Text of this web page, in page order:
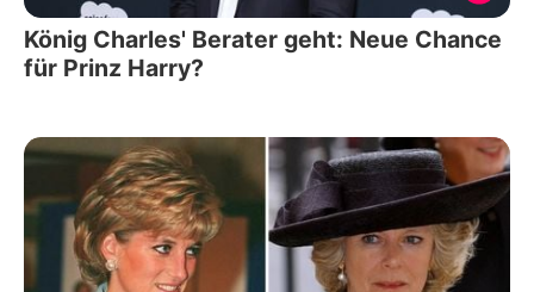
König Charles' Berater geht: Neue Chance
für Prinz Harry?